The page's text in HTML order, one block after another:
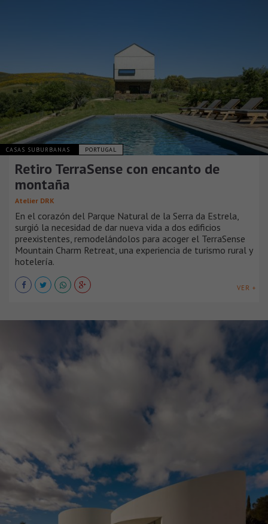
CASAS SUBURBANAS PORTUGAL
Retiro TerraSense con encanto de
montaña
Atelier DRK
En el corazón del Parque Natural de la Serra da Estrela,
surgió la necesidad de dar nueva vida a dos edificios
preexistentes, remodelándolos para acoger el TerraSense
Mountain Charm Retreat, una experiencia de turismo rural y
hotelería.
VER +